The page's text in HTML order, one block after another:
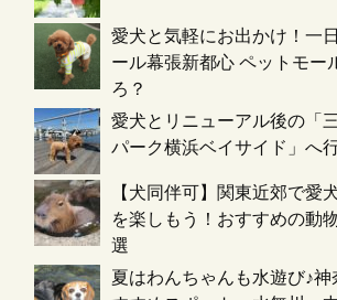
愛犬と気軽にお出かけ！一
ール幕張新都心 ペットモー
ろ？
愛犬とリニューアル後の「
パーク横浜ベイサイド」へ
【犬同伴可】関東近郊で愛
を楽しもう！おすすめの動
選
夏はわんちゃんも水遊び♪